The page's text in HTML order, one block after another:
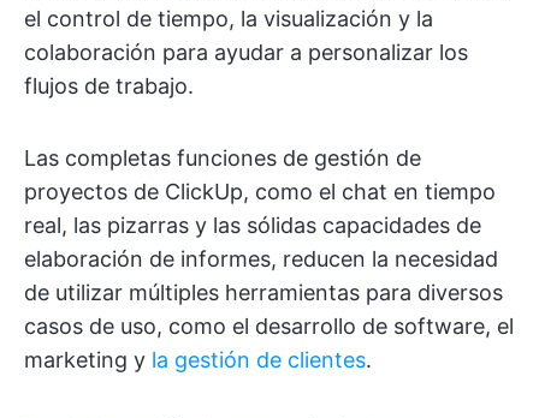
el control de tiempo, la visualización y la
colaboración para ayudar a personalizar los
flujos de trabajo.
Las completas funciones de gestión de
proyectos de ClickUp, como el chat en tiempo
real, las pizarras y las sólidas capacidades de
elaboración de informes, reducen la necesidad
de utilizar múltiples herramientas para diversos
casos de uso, como el desarrollo de software, el
marketing y la gestión de clientes.